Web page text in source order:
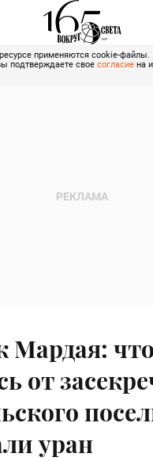
применяются cookie-файлы.
подтверждаете свое согласие на
Мардая: что
от
уран